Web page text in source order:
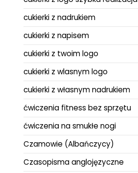
cukierki z nadrukiem
cukierki z napisem
cukierki z twoim logo
cukierki z wlasnym logo
cukierki z własnym nadrukiem
ćwiczenia fitness bez sprzętu
ćwiczenia na smukłe nogi
Czamowie (Albańczycy)
Czasopisma anglojęzyczne